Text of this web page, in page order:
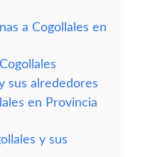
a Cogollales en
sus alrededores
en Provincia
y sus